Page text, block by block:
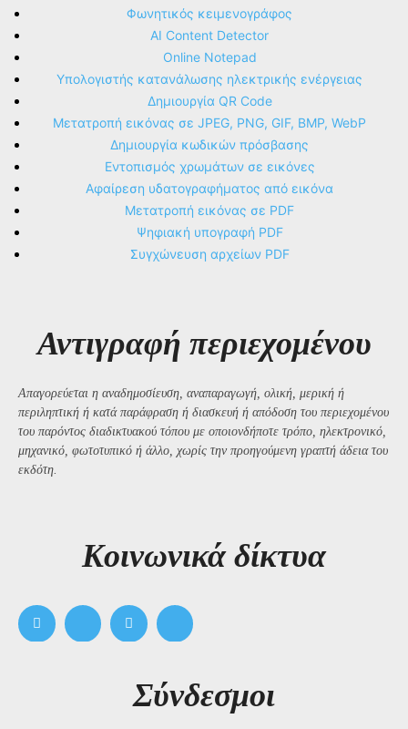
Φωνητικός κειμενογράφος
AI Content Detector
Online Notepad
Υπολογιστής κατανάλωσης ηλεκτρικής ενέργειας
Δημιουργία QR Code
Μετατροπή εικόνας σε JPEG, PNG, GIF, BMP, WebP
Δημιουργία κωδικών πρόσβασης
Εντοπισμός χρωμάτων σε εικόνες
Αφαίρεση υδατογραφήματος από εικόνα
Μετατροπή εικόνας σε PDF
Ψηφιακή υπογραφή PDF
Συγχώνευση αρχείων PDF
Αντιγραφή περιεχομένου
Απαγορεύεται η αναδημοσίευση, αναπαραγωγή, ολική, μερική ή
περιληπτική ή κατά παράφραση ή διασκευή ή απόδοση του περιεχομένου
του παρόντος διαδικτυακού τόπου με οποιονδήποτε τρόπο, ηλεκτρονικό,
μηχανικό, φωτοτυπικό ή άλλο, χωρίς την προηγούμενη γραπτή άδεια του
εκδότη.
Kοινωνικά δίκτυα
Σύνδεσμοι